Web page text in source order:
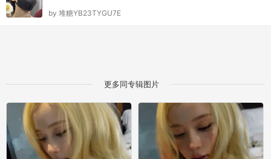
by 堆糖YB23TYGU7E
更多同专辑图片